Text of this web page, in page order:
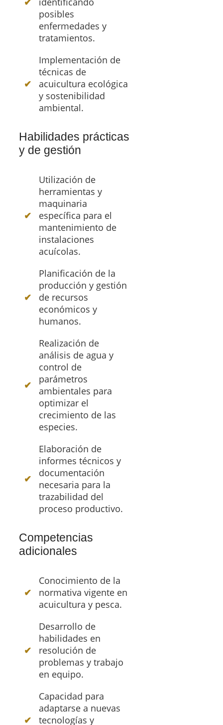
posibles
enfermedades y
tratamientos.
Implementación de
técnicas de
acuicultura ecológica
y sostenibilidad
ambiental.
Habilidades prácticas
y de gestión
Utilización de
herramientas y
maquinaria
específica para el
mantenimiento de
instalaciones
acuícolas.
Planificación de la
producción y gestión
de recursos
económicos y
humanos.
Realización de
análisis de agua y
control de
parámetros
ambientales para
optimizar el
crecimiento de las
especies.
Elaboración de
informes técnicos y
documentación
necesaria para la
trazabilidad del
proceso productivo.
Competencias
adicionales
Conocimiento de la
normativa vigente en
acuicultura y pesca.
Desarrollo de
habilidades en
resolución de
problemas y trabajo
en equipo.
Capacidad para
adaptarse a nuevas
tecnologías y